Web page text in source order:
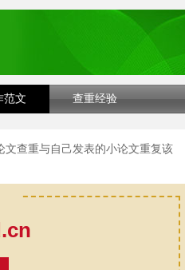
范文 查重经验
查重与自己发表的小论文重复该